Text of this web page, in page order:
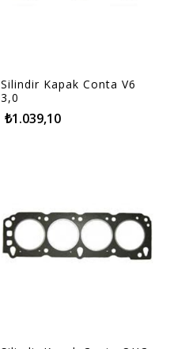
Silindir Kapak Conta V6
3,0
₺1.039,10